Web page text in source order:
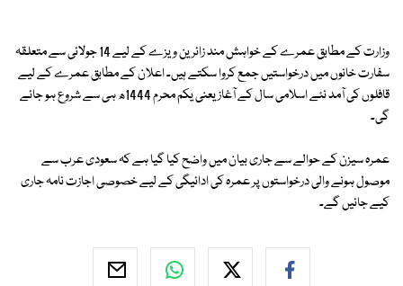
وزارت کے مطابق عمرے کے خواہش مند زائرین ویزے کے لیے 14 جولائی سے متعلقہ
سفارت خانوں میں درخواستیں جمع کروا سکتے ہیں۔ اعلان کے مطابق عمرے کے لیے
قافلوں کی آمد نئے اسلامی سال کے آغاز یعنی یکم محرم 1444ھ ہی سے شروع ہو جائے
گی۔
عمرہ سیزن کے حوالے سے جاری بیان میں واضح کیا گیا ہے کہ سعودی عرب سے
موصول ہونے والی درخواستوں پر عمرہ کی ادائیگی کے لیے خصوصی اجازت نامہ جاری
کیے جائیں گے۔